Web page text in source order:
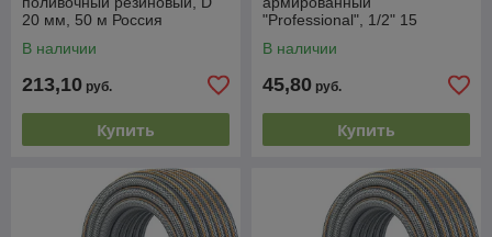
20 мм, 50 м Россия
В наличии
213,10 руб.
Купить
"Professional", 1/2" 15
В наличии
45,80 руб.
Купить